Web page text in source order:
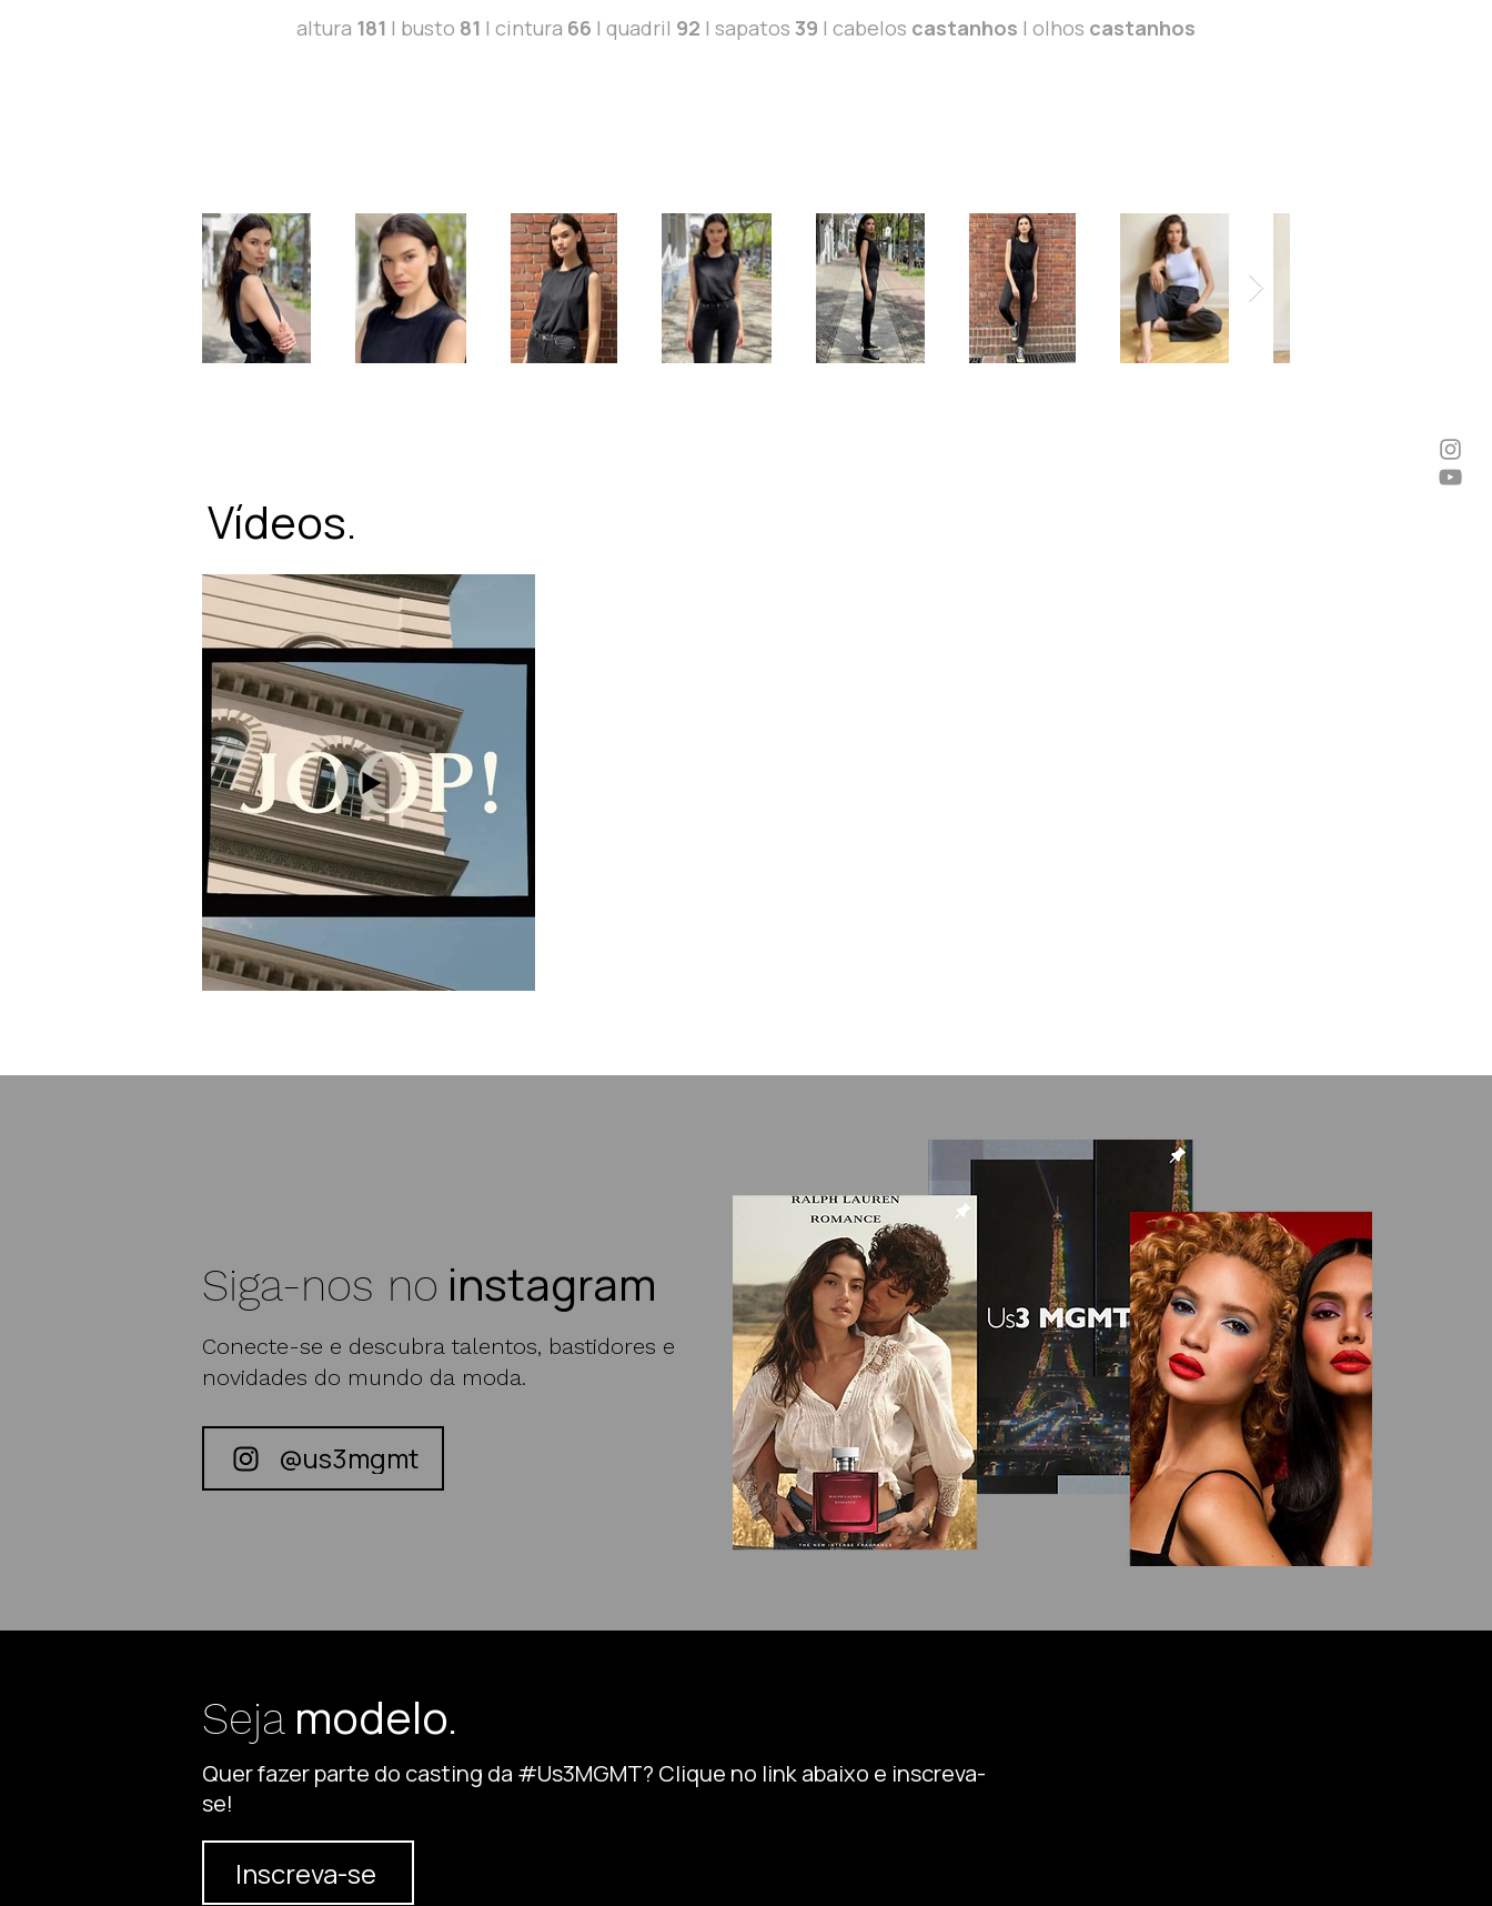
altura 181 | busto 81 | cintura 66 | quadril 92 | sapatos 39 | cabelos castanhos | olhos castanhos
Vídeos.
Siga-nos no instagram
Conecte-se e descubra talentos, bastidores e
novidades do mundo da moda.
@us3mgmt
Seja modelo.
Quer fazer parte do casting da #Us3MGMT? Clique no link abaixo e inscreva-
se!
Inscreva-se